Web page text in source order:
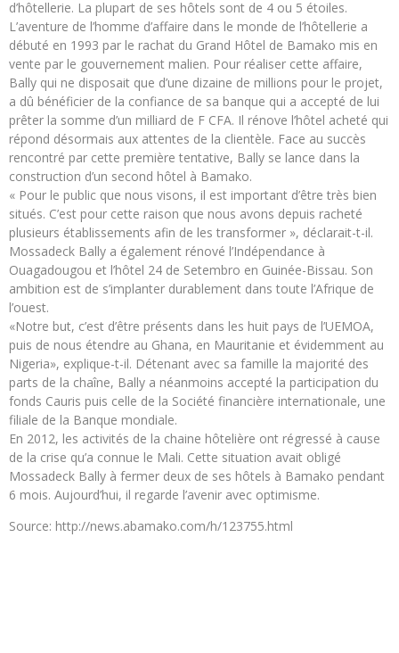
d’hôtellerie. La plupart de ses hôtels sont de 4 ou 5 étoiles.
L’aventure de l’homme d’affaire dans le monde de l’hôtellerie a
débuté en 1993 par le rachat du Grand Hôtel de Bamako mis en
vente par le gouvernement malien. Pour réaliser cette affaire,
Bally qui ne disposait que d’une dizaine de millions pour le projet,
a dû bénéficier de la confiance de sa banque qui a accepté de lui
prêter la somme d’un milliard de F CFA. Il rénove l’hôtel acheté qui
répond désormais aux attentes de la clientèle. Face au succès
rencontré par cette première tentative, Bally se lance dans la
construction d’un second hôtel à Bamako.
« Pour le public que nous visons, il est important d’être très bien
situés. C’est pour cette raison que nous avons depuis racheté
plusieurs établissements afin de les transformer », déclarait-t-il.
Mossadeck Bally a également rénové l’Indépendance à
Ouagadougou et l’hôtel 24 de Setembro en Guinée-Bissau. Son
ambition est de s’implanter durablement dans toute l’Afrique de
l’ouest.
«Notre but, c’est d’être présents dans les huit pays de l’UEMOA,
puis de nous étendre au Ghana, en Mauritanie et évidemment au
Nigeria», explique-t-il. Détenant avec sa famille la majorité des
parts de la chaîne, Bally a néanmoins accepté la participation du
fonds Cauris puis celle de la Société financière internationale, une
filiale de la Banque mondiale.
En 2012, les activités de la chaine hôtelière ont régressé à cause
de la crise qu’a connue le Mali. Cette situation avait obligé
Mossadeck Bally à fermer deux de ses hôtels à Bamako pendant
6 mois. Aujourd’hui, il regarde l’avenir avec optimisme.
Source: http://news.abamako.com/h/123755.html